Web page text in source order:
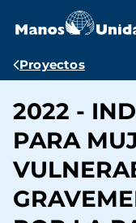
contenido
Ruta
navegación
Proyectos
2022 -
PARA